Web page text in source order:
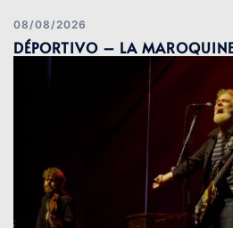
08/08/2026
DÉPORTIVO – LA